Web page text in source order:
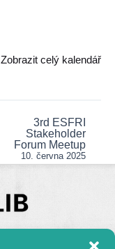
Zobrazit celý kalendář
3rd ESFRI
Stakeholder
Forum Meetup
10. června 2025